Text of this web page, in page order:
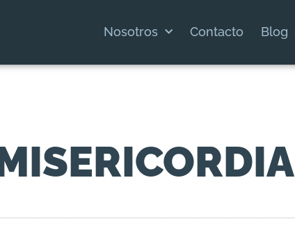
Nosotros Contacto Blog